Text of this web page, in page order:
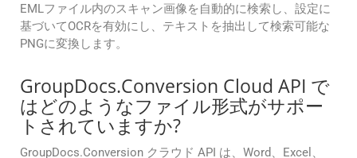
EMLファイル内のスキャン画像を自動的に検索し、設定に
基づいてOCRを有効にし、テキストを抽出して検索可能な
PNGに変換します。
GroupDocs.Conversion Cloud API で
はどのようなファイル形式がサポー
トされていますか?
GroupDocs.Conversion クラウド API は、Word、Excel、